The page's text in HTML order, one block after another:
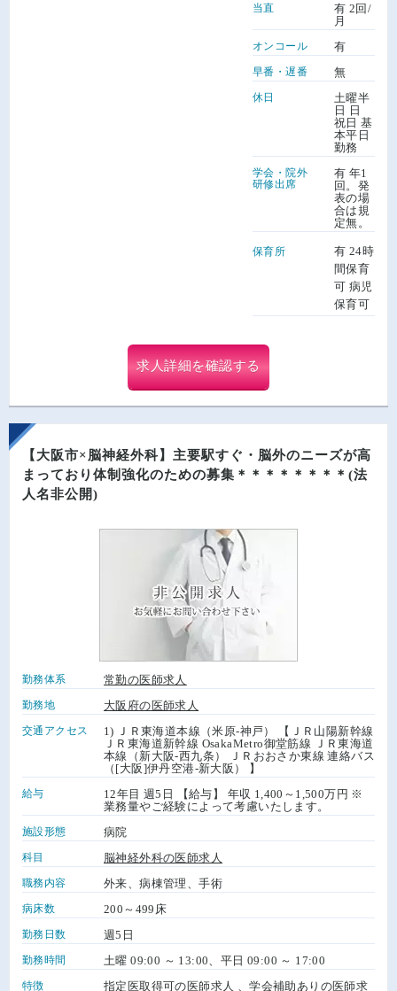
当直
有 2回/
月
オンコール 有
早番・遅番 無
休日
土曜半
日 日
祝日 基
本平日
勤務
学会・院外
研修出席
有 年1
回。発
表の場
合は規
定無。
保育所
有 24時
間保育
可 病児
保育可
求人詳細を確認する
【大阪市×脳神経外科】主要駅すぐ・脳外のニーズが高
まっており体制強化のための募集＊＊＊＊＊＊＊＊(法
人名非公開)
勤務体系 常勤の医師求人
勤務地 大阪府の医師求人
交通アクセス
1) ＪＲ東海道本線（米原-神戸） 【ＪＲ山陽新幹線
ＪＲ東海道新幹線 OsakaMetro御堂筋線 ＪＲ東海道
本線（新大阪-西九条） ＪＲおおさか東線 連絡バス
（[大阪]伊丹空港-新大阪） 】
給与
12年目 週5日 【給与】 年収 1,400～1,500万円 ※
業務量やご経験によって考慮いたします。
施設形態 病院
科目 脳神経外科の医師求人
職務内容 外来、病棟管理、手術
病床数 200～499床
勤務日数 週5日
勤務時間 土曜 09:00 ～ 13:00、平日 09:00 ～ 17:00
特徴 指定医取得可の医師求人 、学会補助ありの医師求